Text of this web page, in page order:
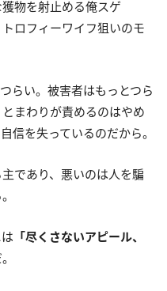
物を射止める俺スゲ
ロフィーワイフ狙いのモ
らい。被害者はもっとつら
まわりが責めるのはやめ
信を失っているのだから。
であり、悪いのは人を騙
「尽くさないアピール、